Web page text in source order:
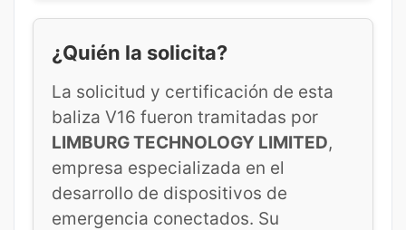
¿Quién la solicita?
La solicitud y certificación de esta
baliza V16 fueron tramitadas por
LIMBURG TECHNOLOGY LIMITED,
empresa especializada en el
desarrollo de dispositivos de
emergencia conectados. Su